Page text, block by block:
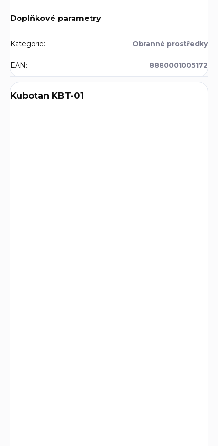
Doplňkové parametry
Kategorie: Obranné prostředky
EAN: 8880001005172
Kubotan KBT-01